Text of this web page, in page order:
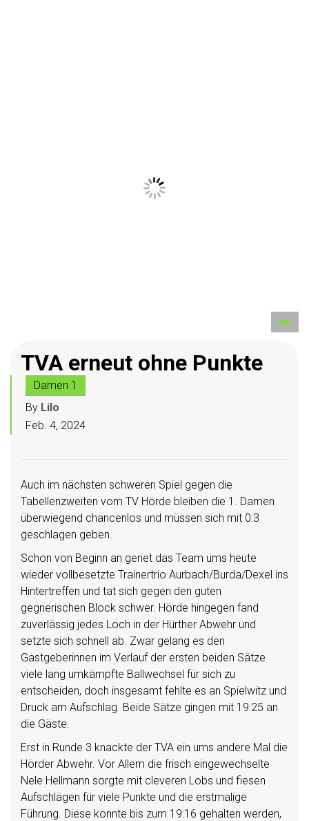
TVA erneut ohne Punkte
Damen 1
By Lilo
Feb. 4, 2024
Auch im nächsten schweren Spiel gegen die
Tabellenzweiten vom TV Hörde bleiben die 1. Damen
überwiegend chancenlos und müssen sich mit 0:3
geschlagen geben.
Schon von Beginn an geriet das Team ums heute
wieder vollbesetzte Trainertrio Aurbach/Burda/Dexel ins
Hintertreffen und tat sich gegen den guten
gegnerischen Block schwer. Hörde hingegen fand
zuverlässig jedes Loch in der Hürther Abwehr und
setzte sich schnell ab. Zwar gelang es den
Gastgeberinnen im Verlauf der ersten beiden Sätze
viele lang umkämpfte Ballwechsel für sich zu
entscheiden, doch insgesamt fehlte es an Spielwitz und
Druck am Aufschlag. Beide Sätze gingen mit 19:25 an
die Gäste.
Erst in Runde 3 knackte der TVA ein ums andere Mal die
Hörder Abwehr. Vor Allem die frisch eingewechselte
Nele Hellmann sorgte mit cleveren Lobs und fiesen
Aufschlägen für viele Punkte und die erstmalige
Führung. Diese konnte bis zum 19:16 gehalten werden,